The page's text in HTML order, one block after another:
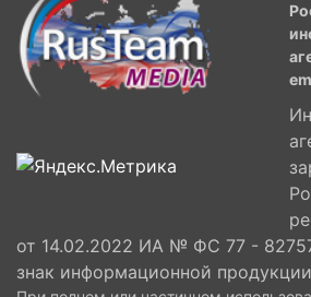
от 14.02.2022 ИА № ФС 77 -
знак информационной